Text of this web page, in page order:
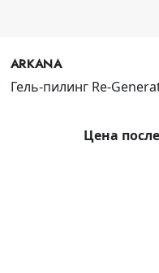
ARKANA
Гель-пилинг Re-
Цена